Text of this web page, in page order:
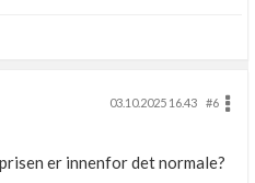
03.10.2025 16.43
#6
er innenfor det normale?